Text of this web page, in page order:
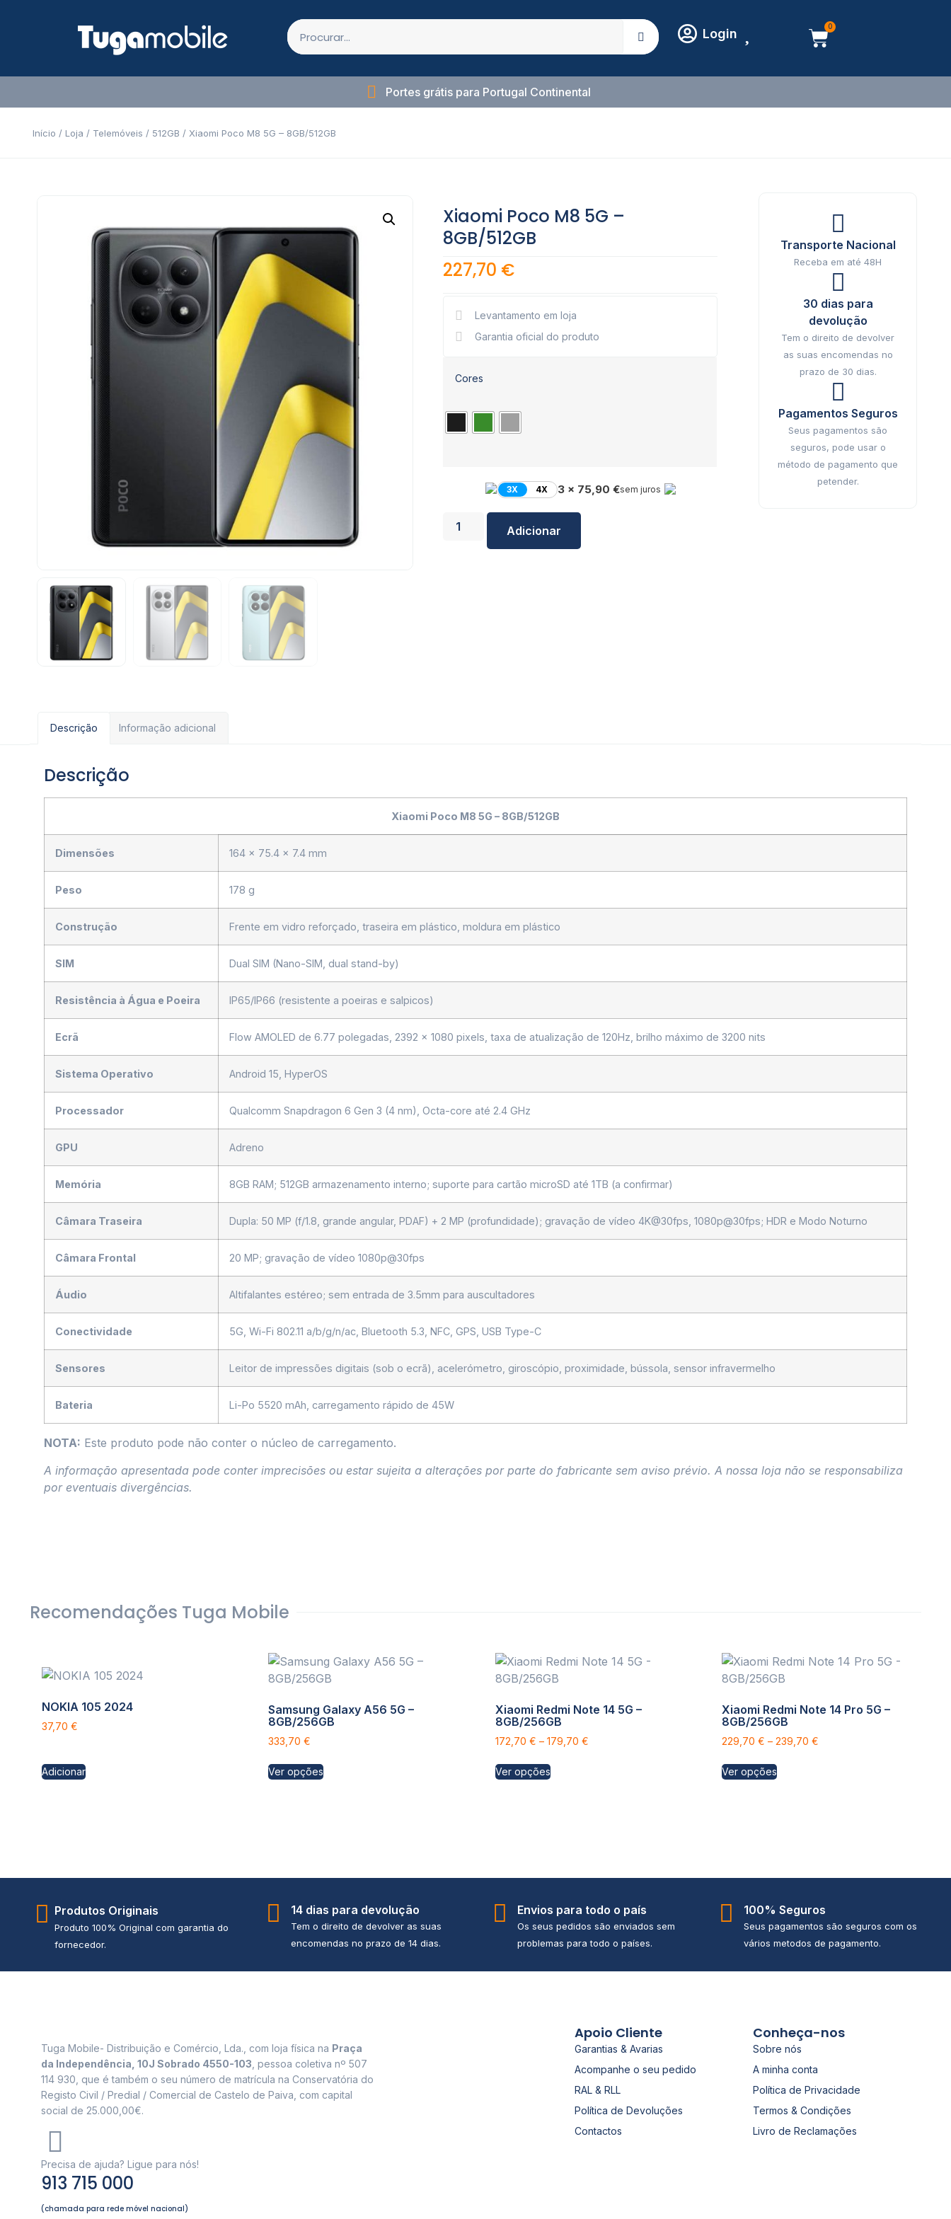
Login 0
Portes grátis para Portugal Continental
Início / Loja / Telemóveis / 512GB / Xiaomi Poco M8 5G – 8GB/512GB
Xiaomi Poco M8 5G –
8GB/512GB
227,70 €
Levantamento em loja
Garantia oficial do produto
Cores
3X 4X 3 x 75,90 €sem juros
Adicionar
Transporte Nacional
Receba em até 48H
30 dias para
devolução
Tem o direito de devolver
as suas encomendas no
prazo de 30 dias.
Pagamentos Seguros
Seus pagamentos são
seguros, pode usar o
método de pagamento que
petender.
Descrição Informação adicional
Descrição
Xiaomi Poco M8 5G – 8GB/512GB
Dimensões 164 x 75.4 x 7.4 mm
Peso 178 g
Construção Frente em vidro reforçado, traseira em plástico, moldura em plástico
SIM Dual SIM (Nano-SIM, dual stand-by)
Resistência à Água e Poeira IP65/IP66 (resistente a poeiras e salpicos)
Ecrã Flow AMOLED de 6.77 polegadas, 2392 x 1080 pixels, taxa de atualização de 120Hz, brilho máximo de 3200 nits
Sistema Operativo Android 15, HyperOS
Processador Qualcomm Snapdragon 6 Gen 3 (4 nm), Octa-core até 2.4 GHz
GPU Adreno
Memória 8GB RAM; 512GB armazenamento interno; suporte para cartão microSD até 1TB (a confirmar)
Câmara Traseira Dupla: 50 MP (f/1.8, grande angular, PDAF) + 2 MP (profundidade); gravação de vídeo 4K@30fps, 1080p@30fps; HDR e Modo Noturno
Câmara Frontal 20 MP; gravação de vídeo 1080p@30fps
Áudio Altifalantes estéreo; sem entrada de 3.5mm para auscultadores
Conectividade 5G, Wi-Fi 802.11 a/b/g/n/ac, Bluetooth 5.3, NFC, GPS, USB Type-C
Sensores Leitor de impressões digitais (sob o ecrã), acelerómetro, giroscópio, proximidade, bússola, sensor infravermelho
Bateria Li-Po 5520 mAh, carregamento rápido de 45W
NOTA: Este produto pode não conter o núcleo de carregamento.
A informação apresentada pode conter imprecisões ou estar sujeita a alterações por parte do fabricante sem aviso prévio. A nossa loja não se responsabiliza
por eventuais divergências.
Recomendações Tuga Mobile
NOKIA 105 2024
37,70 €
Adicionar
Samsung Galaxy A56 5G –
8GB/256GB
333,70€
Ver opções
Xiaomi Redmi Note 14 5G –
8GB/256GB
172,70 € – 179,70 €
Ver opções
Xiaomi Redmi Note 14 Pro 5G –
8GB/256GB
229,70 € – 239,70 €
Ver opções
Produtos Originais
Produto 100% Original com garantia do
fornecedor.
14 dias para devolução
Tem o direito de devolver as suas
encomendas no prazo de 14 dias.
Envios para todo o país
Os seus pedidos são enviados sem
problemas para todo o países.
100% Seguros
Seus pagamentos são seguros com os
vários metodos de pagamento.
Tuga Mobile- Distribuição e Comércio, Lda., com loja física na Praça
da Independência, 10J Sobrado 4550-103 , pessoa coletiva nº 507
114 930, que é também o seu número de matrícula na Conservatória do
Registo Civil / Predial / Comercial de Castelo de Paiva, com capital
social de 25.000,00€.
Precisa de ajuda? Ligue para nós!
913 715 000
(chamada para rede móvel nacional)
Apoio Cliente
Garantias & Avarias
Acompanhe o seu pedido
RAL & RLL
Política de Devoluções
Contactos
Conheça-nos
Sobre nós
A minha conta
Política de Privacidade
Termos & Condições
Livro de Reclamações